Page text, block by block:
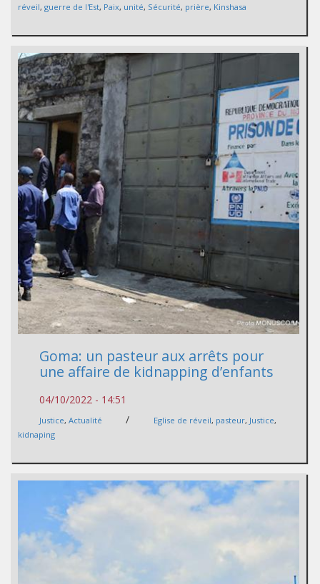
réveil, guerre de l'Est, Paix, unité, Sécurité, prière, Kinshasa
Goma: un pasteur aux arrêts pour
une affaire de kidnapping d’enfants
04/10/2022 - 14:51
Justice, Actualité / Eglise de réveil, pasteur, Justice,
kidnaping